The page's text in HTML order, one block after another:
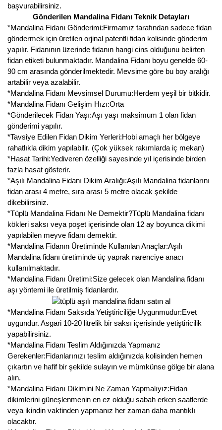
başvurabilirsiniz.
Gönderilen Mandalina Fidanı Teknik Detayları
*Mandalina Fidanı Gönderimi:Firmamız tarafından sadece fidan
göndermek için üretilen orjinal patentli fidan kolisinde gönderim
yapılır. Fidanının üzerinde fidanın hangi cins olduğunu belirten
fidan etiketi bulunmaktadır. Mandalina Fidanı boyu genelde 60-
90 cm arasında gönderilmektedir. Mevsime göre bu boy aralığı
artabilir veya azalabilir.
*Mandalina Fidanı Mevsimsel Durumu:Herdem yeşil bir bitkidir.
*Mandalina Fidanı Gelişim Hızı:Orta
*Gönderilecek Fidan Yaşı:Aşı yaşı maksimum 1 olan fidan
gönderimi yapılır.
*Tavsiye Edilen Fidan Dikim Yerleri:Hobi amaçlı her bölgeye
rahatlıkla dikim yapılabilir. (Çok yüksek rakımlarda iç mekan)
*Hasat Tarihi:Yediveren özelliği sayesinde yıl içerisinde birden
fazla hasat gösterir.
*Aşılı Mandalina Fidanı Dikim Aralığı:Aşılı Mandalina fidanlarını
fidan arası 4 metre, sıra arası 5 metre olacak şekilde
dikebilirsiniz.
*Tüplü Mandalina Fidanı Ne Demektir?Tüplü Mandalina fidanı
kökleri saksı veya poşet içerisinde olan 12 ay boyunca dikimi
yapılabilen meyve fidanı demektir.
*Mandalina Fidanın Üretiminde Kullanılan Anaçlar:Aşılı
Mandalina fidanı üretiminde üç yaprak narenciye anacı
kullanılmaktadır.
*Mandalina Fidanı Üretimi:Size gelecek olan Mandalina fidanı
aşı yöntemi ile üretilmiş fidanlardır.
*Mandalina Fidanı Saksıda Yetiştiriciliğe Uygunmudur:Evet
uygundur. Asgari 10-20 litrelik bir saksı içerisinde yetiştiricilik
yapabilirsiniz.
*Mandalina Fidanı Teslim Aldığınızda Yapmanız
Gerekenler:Fidanlarınızı teslim aldığınızda kolisinden hemen
çıkartın ve hafif bir şekilde sulayın ve mümkünse gölge bir alana
alın.
*Mandalina Fidanı Dikimini Ne Zaman Yapmalıyız:Fidan
dikimlerini güneşlenmenin en ez olduğu sabah erken saatlerde
veya ikindin vaktinden yapmanız her zaman daha mantıklı
olacaktır.